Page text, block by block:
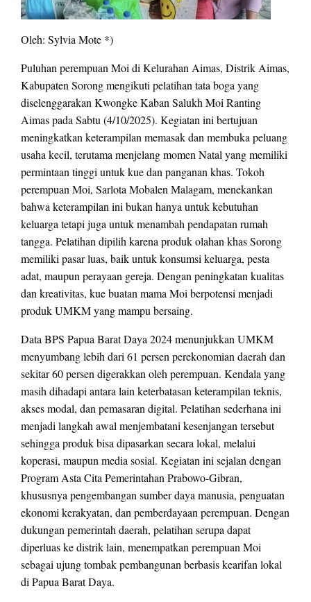
Oleh: Sylvia Mote *)
Puluhan perempuan Moi di Kelurahan Aimas, Distrik Aimas,
Kabupaten Sorong mengikuti pelatihan tata boga yang
diselenggarakan Kwongke Kaban Salukh Moi Ranting
Aimas pada Sabtu (4/10/2025). Kegiatan ini bertujuan
meningkatkan keterampilan memasak dan membuka peluang
usaha kecil, terutama menjelang momen Natal yang memiliki
permintaan tinggi untuk kue dan panganan khas. Tokoh
perempuan Moi, Sarlota Mobalen Malagam, menekankan
bahwa keterampilan ini bukan hanya untuk kebutuhan
keluarga tetapi juga untuk menambah pendapatan rumah
tangga. Pelatihan dipilih karena produk olahan khas Sorong
memiliki pasar luas, baik untuk konsumsi keluarga, pesta
adat, maupun perayaan gereja. Dengan peningkatan kualitas
dan kreativitas, kue buatan mama Moi berpotensi menjadi
produk UMKM yang mampu bersaing.
Data BPS Papua Barat Daya 2024 menunjukkan UMKM
menyumbang lebih dari 61 persen perekonomian daerah dan
sekitar 60 persen digerakkan oleh perempuan. Kendala yang
masih dihadapi antara lain keterbatasan keterampilan teknis,
akses modal, dan pemasaran digital. Pelatihan sederhana ini
menjadi langkah awal menjembatani kesenjangan tersebut
sehingga produk bisa dipasarkan secara lokal, melalui
koperasi, maupun media sosial. Kegiatan ini sejalan dengan
Program Asta Cita Pemerintahan Prabowo-Gibran,
khususnya pengembangan sumber daya manusia, penguatan
ekonomi kerakyatan, dan pemberdayaan perempuan. Dengan
dukungan pemerintah daerah, pelatihan serupa dapat
diperluas ke distrik lain, menempatkan perempuan Moi
sebagai ujung tombak pembangunan berbasis kearifan lokal
di Papua Barat Daya.